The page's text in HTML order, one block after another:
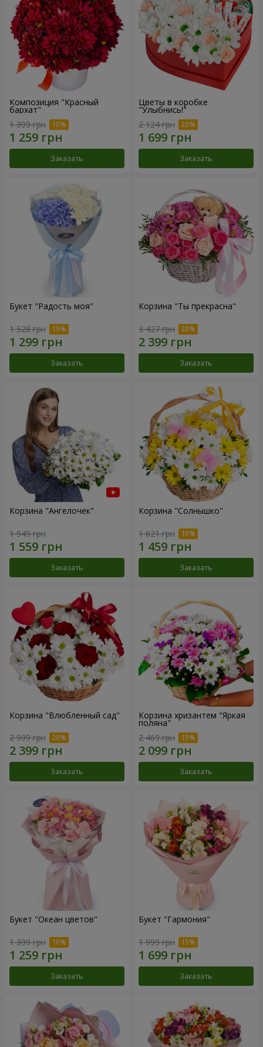
Композиция "Красный
бархат"
1 399 грн
Заказать
Цветы в коробке
"Улыбнись!"
2 124 грн
Заказать
Букет "Радость моя"
1 528 грн
Заказать
Корзина "Ты прекрасна"
3 427 грн
Заказать
Корзина "Ангелочек"
1 949 грн
Заказать
Корзина "Солнышко"
1 621 грн
Заказать
Корзина "Влюбленный сад"
2 999 грн
Заказать
Корзина хризантем "Яркая
поляна"
2 469 грн
Заказать
Букет "Океан цветов"
1 399 грн
Заказать
Букет "Гармония"
1 999 грн
Заказать